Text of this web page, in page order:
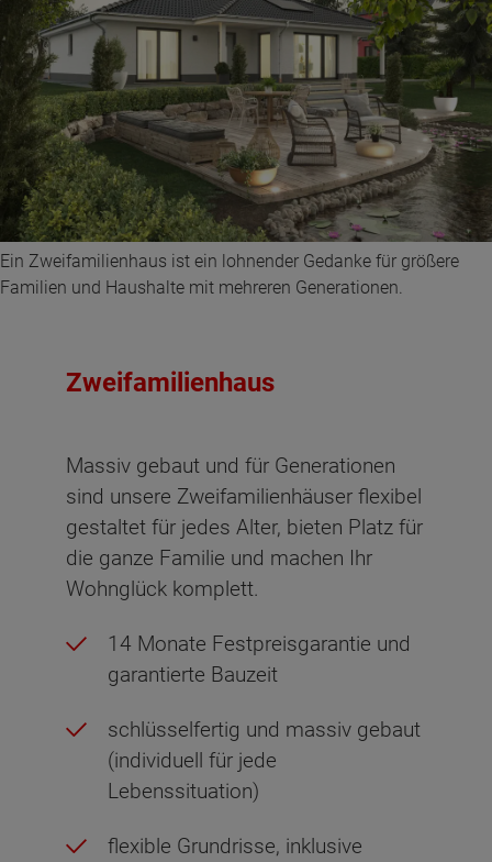
Ein Zweifamilienhaus ist ein lohnender Gedanke für größere
Familien und Haushalte mit mehreren Generationen.
Zweifamilienhaus
Massiv gebaut und für Generationen
sind unsere Zweifamilienhäuser flexibel
gestaltet für jedes Alter, bieten Platz für
die ganze Familie und machen Ihr
Wohnglück komplett.
14 Monate Festpreisgarantie und
garantierte Bauzeit
schlüsselfertig und massiv gebaut
(individuell für jede
Lebenssituation)
flexible Grundrisse, inklusive